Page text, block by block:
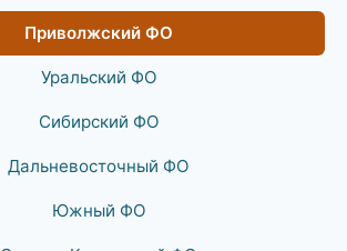
Приволжский ФО
Уральский ФО
Сибирский ФО
Дальневосточный ФО
Южный ФО